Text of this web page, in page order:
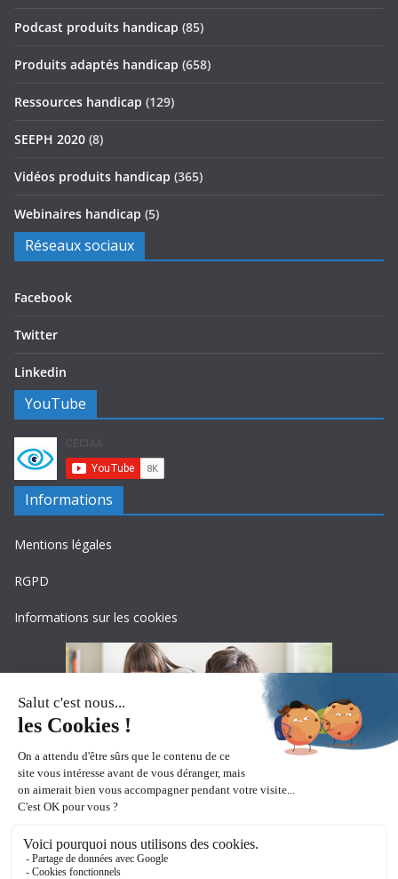
Podcast produits handicap (85)
Produits adaptés handicap (658)
Ressources handicap (129)
SEEPH 2020 (8)
Vidéos produits handicap (365)
Webinaires handicap (5)
Réseaux sociaux
Facebook
Twitter
Linkedin
YouTube
Informations
Mentions légales
RGPD
Informations sur les cookies